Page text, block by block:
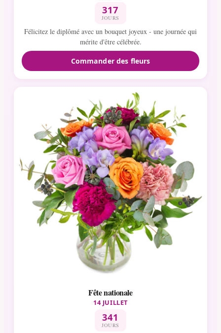
317
JOURS
Félicitez le diplômé avec un bouquet joyeux - une journée qui
mérite d'être célébrée.
Commander des fleurs
Fête nationale
14 JUILLET
341
JOURS